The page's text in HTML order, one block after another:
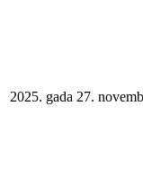
2025. gada 27.